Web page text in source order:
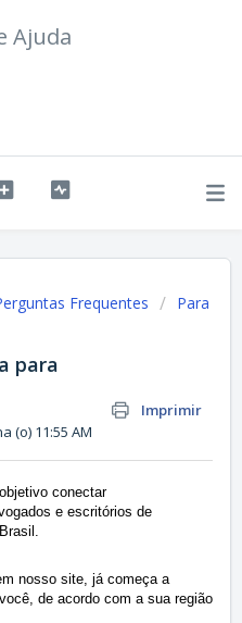
Ajuda
Frequentes
Para
para
Imprimir
(o) 11:55 AM
conectar
e escritórios de
nosso site, já começa a
de acordo com a sua região